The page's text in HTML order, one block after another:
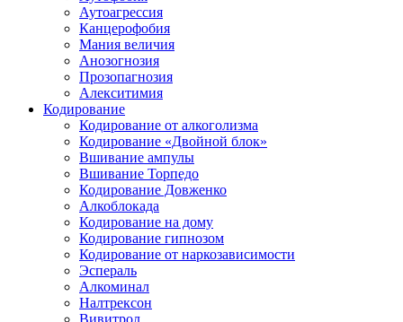
Аутоагрессия
Канцерофобия
Мания величия
Анозогнозия
Прозопагнозия
Алекситимия
Кодирование
Кодирование от алкоголизма
Кодирование «Двойной блок»
Вшивание ампулы
Вшивание Торпедо
Кодирование Довженко
Алкоблокада
Кодирование на дому
Кодирование гипнозом
Кодирование от наркозависимости
Эспераль
Алкоминал
Налтрексон
Вивитрол